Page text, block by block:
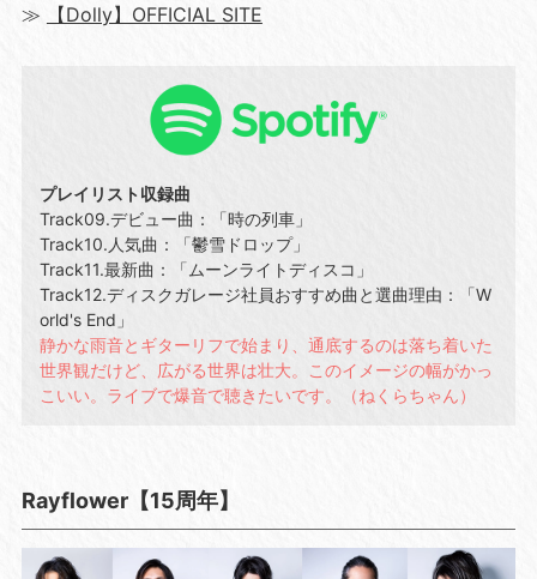
≫
【Dolly】OFFICIAL SITE
プレイリスト収録曲
Track09.デビュー曲：「時の列車」
Track10.人気曲：「鬱雪ドロップ」
Track11.最新曲：「ムーンライトディスコ」
Track12.ディスクガレージ社員おすすめ曲と選曲理由：「W
orld's End」
静かな雨音とギターリフで始まり、通底するのは落ち着いた
世界観だけど、広がる世界は壮大。このイメージの幅がかっ
こいい。ライブで爆音で聴きたいです。（ねくらちゃん）
Rayflower【15周年】